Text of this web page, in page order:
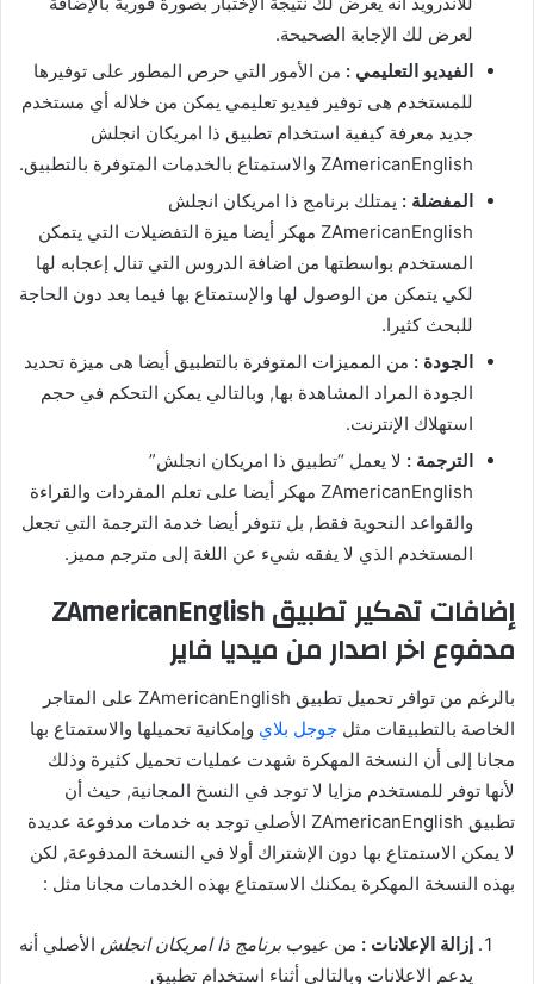
لعرض لك الإجابة الصحيحة.
الفيديو التعليمي : من الأمور التي حرص المطور على توفيرها
للمستخدم هى توفير فيديو تعليمي يمكن من خلاله أي مستخدم
جديد معرفة كيفية استخدام تطبيق ذا امريكان انجلش
ZAmericanEnglish والاستمتاع بالخدمات المتوفرة بالتطبيق.
المفضلة : يمتلك برنامج ذا امريكان انجلش
ZAmericanEnglish مهكر أيضا ميزة التفضيلات التي يتمكن
المستخدم بواسطتها من اضافة الدروس التي تنال إعجابه لها
لكي يتمكن من الوصول لها والإستمتاع بها فيما بعد دون الحاجة
للبحث كثيرا.
الجودة : من المميزات المتوفرة بالتطبيق أيضا هى ميزة تحديد
الجودة المراد المشاهدة بها, وبالتالي يمكن التحكم في حجم
استهلاك الإنترنت.
الترجمة : لا يعمل “تطبيق ذا امريكان انجلش”
ZAmericanEnglish مهكر أيضا على تعلم المفردات والقراءة
والقواعد النحوية فقط, بل تتوفر أيضا خدمة الترجمة التي تجعل
المستخدم الذي لا يفقه شيء عن اللغة إلى مترجم مميز.
إضافات تهكير تطبيق ZAmericanEnglish
مدفوع اخر اصدار من ميديا فاير
بالرغم من توافر تحميل تطبيق ZAmericanEnglish على المتاجر
الخاصة بالتطبيقات مثل جوجل بلاي وإمكانية تحميلها والاستمتاع بها
مجانا إلى أن النسخة المهكرة شهدت عمليات تحميل كثيرة وذلك
لأنها توفر للمستخدم مزايا لا توجد في النسخ المجانية, حيث أن
تطبيق ZAmericanEnglish الأصلي توجد به خدمات مدفوعة عديدة
لا يمكن الاستمتاع بها دون الإشتراك أولا في النسخة المدفوعة, لكن
بهذه النسخة المهكرة يمكنك الاستمتاع بهذه الخدمات مجانا مثل :
إزالة الإعلانات : من عيوب برنامج ذا امريكان انجلش الأصلي أنه
يدعم الاعلانات وبالتالي أثناء استخدام تطبيق